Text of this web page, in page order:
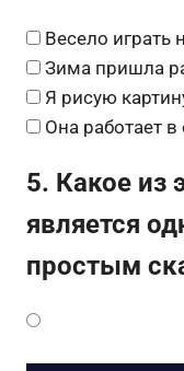
Весело играть
Зима пришла
Я рисую
Она работает
5. Какое из
является
простым